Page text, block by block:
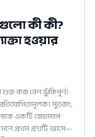
কী কী?
হওয়ার
শুরু করা বেশ ঝুঁকিপূর্ণ।
সুতরাং,
একটি রোডম্যাপ
প্রথম প্রশ্নটি আসে—